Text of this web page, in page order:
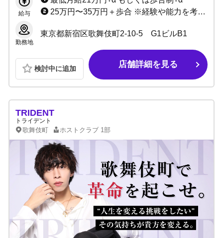
給与
25万円〜35万円＋歩合 ※経験や能力を考慮して決定致します
勤務地
東京都新宿区歌舞伎町2-10-5 G1ビルB1
検討中に追加 店舗詳細を見る
TRIDENT
トライデント
歌舞伎町 ホストクラブ 1部